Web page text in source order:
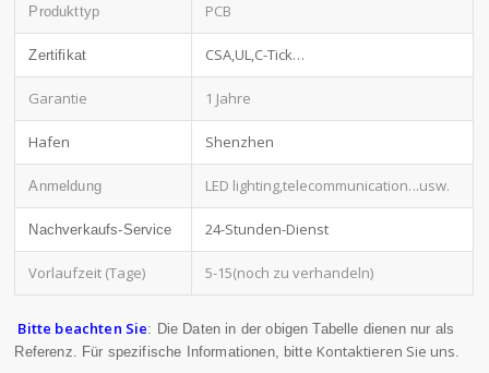
Produkttyp PCB
Zertifikat CSA,UL,C-Tick…
Garantie 1 Jahre
Hafen Shenzhen
Anmeldung LED lighting,telecommunication...usw.
Nachverkaufs-Service 24-Stunden-Dienst
Vorlaufzeit (Tage) 5-15(noch zu verhandeln)
Bitte beachten Sie: Die Daten in der obigen Tabelle dienen nur als
Referenz. Für spezifische Informationen, bitte Kontaktieren Sie uns.